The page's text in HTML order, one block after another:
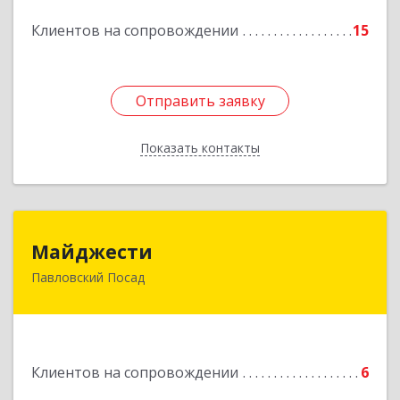
Клиентов на сопровождении 15
Отправить заявку
Показать контакты
Отправить заявку
Назад
Майджести
Павловский Посад
Клиентов на сопровождении 6
142502, Московская обл, Павлово-Посадский р-
Подробнее